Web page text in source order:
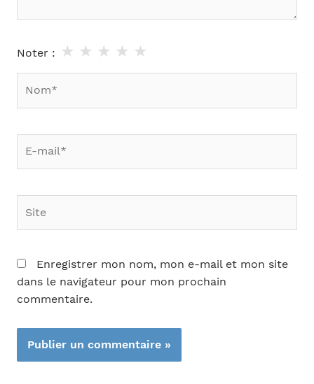
Noter : ★
★
★
★
★
Enregistrer mon nom, mon e-mail et mon site
dans le navigateur pour mon prochain
commentaire.